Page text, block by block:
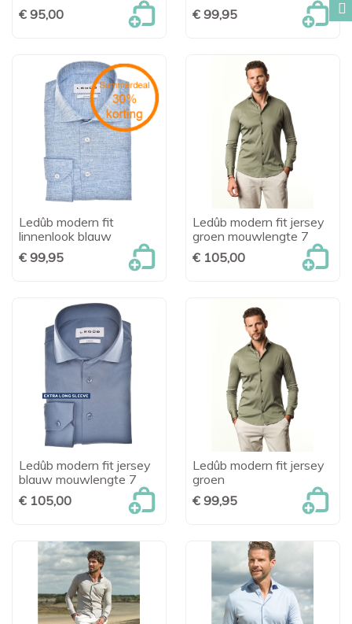
€ 95,00
€ 99,95
Ledûb modern fit
linnenlook blauw
€ 99,95
Ledûb modern fit jersey
groen mouwlengte 7
€ 105,00
Ledûb modern fit jersey
blauw mouwlengte 7
€ 105,00
Ledûb modern fit jersey
groen
€ 99,95